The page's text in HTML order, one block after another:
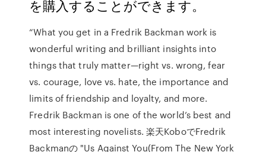
を購入することができます。
“What you get in a Fredrik Backman work is
wonderful writing and brilliant insights into
things that truly matter—right vs. wrong, fear
vs. courage, love vs. hate, the importance and
limits of friendship and loyalty, and more.
Fredrik Backman is one of the world’s best and
most interesting novelists. 楽天KoboでFredrik
Backmanの "Us Against You(From The New York